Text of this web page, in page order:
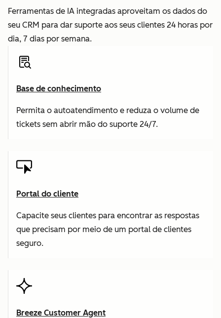
Ferramentas de IA integradas aproveitam os dados do
seu CRM para dar suporte aos seus clientes 24 horas por
dia, 7 dias por semana.
Base de conhecimento
Permita o autoatendimento e reduza o volume de
tickets sem abrir mão do suporte 24/7.
Portal do cliente
Capacite seus clientes para encontrar as respostas
que precisam por meio de um portal de clientes
seguro.
Breeze Customer Agent